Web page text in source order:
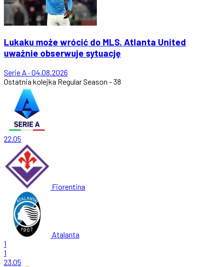
Lukaku może wrócić do MLS. Atlanta United
uważnie obserwuje sytuację
Serie A · 04.08.2026
Ostatnia kolejka Regular Season - 38
22.05
Fiorentina
Atalanta
1
1
23.05